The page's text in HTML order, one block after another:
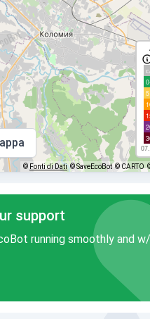
© Fonti di Dati © SaveEcoBot © CARTO
support
running smoothly and